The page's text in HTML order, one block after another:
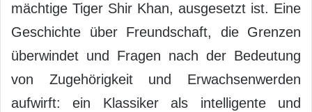
mächtige Tiger Shir Khan, ausgesetzt ist. Eine
Geschichte über Freundschaft, die Grenzen
überwindet und Fragen nach der Bedeutung
von Zugehörigkeit und Erwachsenwerden
aufwirft: ein Klassiker als intelligente und